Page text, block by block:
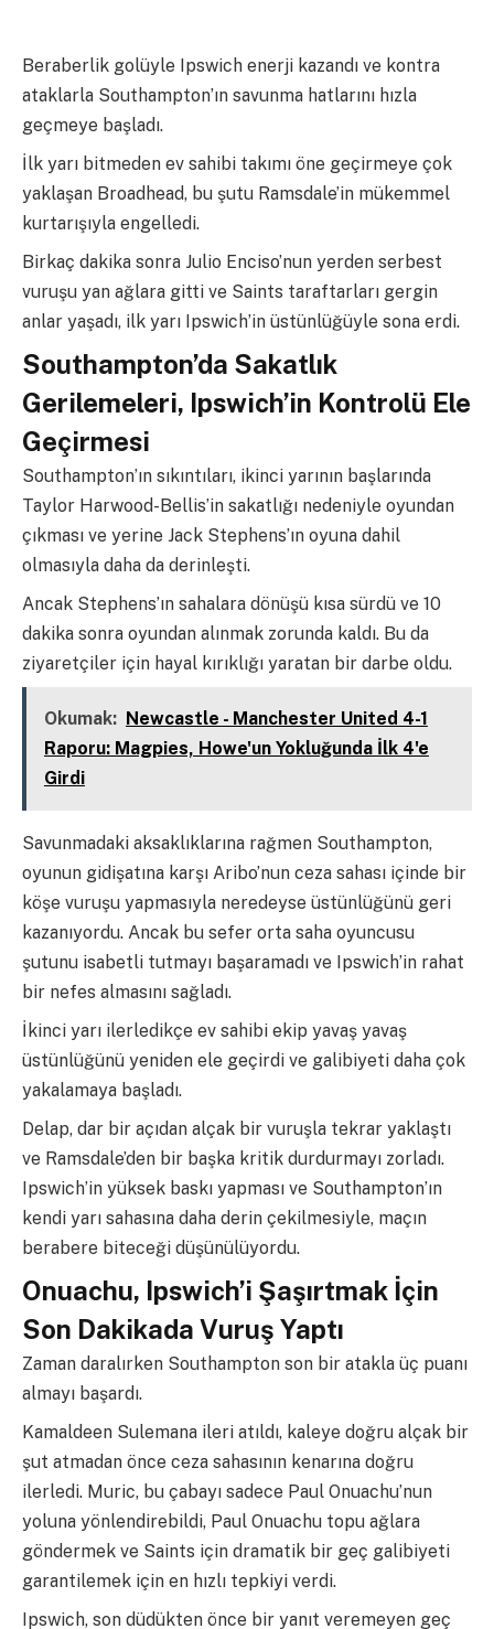
Beraberlik golüyle Ipswich enerji kazandı ve kontra
ataklarla Southampton’ın savunma hatlarını hızla
geçmeye başladı.
İlk yarı bitmeden ev sahibi takımı öne geçirmeye çok
yaklaşan Broadhead, bu şutu Ramsdale’in mükemmel
kurtarışıyla engelledi.
Birkaç dakika sonra Julio Enciso’nun yerden serbest
vuruşu yan ağlara gitti ve Saints taraftarları gergin
anlar yaşadı, ilk yarı Ipswich’in üstünlüğüyle sona erdi.
Southampton’da Sakatlık
Gerilemeleri, Ipswich’in Kontrolü Ele
Geçirmesi
Southampton’ın sıkıntıları, ikinci yarının başlarında
Taylor Harwood-Bellis’in sakatlığı nedeniyle oyundan
çıkması ve yerine Jack Stephens’ın oyuna dahil
olmasıyla daha da derinleşti.
Ancak Stephens’ın sahalara dönüşü kısa sürdü ve 10
dakika sonra oyundan alınmak zorunda kaldı. Bu da
ziyaretçiler için hayal kırıklığı yaratan bir darbe oldu.
Okumak: Newcastle - Manchester United 4-1
Raporu: Magpies, Howe'un Yokluğunda İlk 4'e
Girdi
Savunmadaki aksaklıklarına rağmen Southampton,
oyunun gidişatına karşı Aribo’nun ceza sahası içinde bir
köşe vuruşu yapmasıyla neredeyse üstünlüğünü geri
kazanıyordu. Ancak bu sefer orta saha oyuncusu
şutunu isabetli tutmayı başaramadı ve Ipswich’in rahat
bir nefes almasını sağladı.
İkinci yarı ilerledikçe ev sahibi ekip yavaş yavaş
üstünlüğünü yeniden ele geçirdi ve galibiyeti daha çok
yakalamaya başladı.
Delap, dar bir açıdan alçak bir vuruşla tekrar yaklaştı
ve Ramsdale’den bir başka kritik durdurmayı zorladı.
Ipswich’in yüksek baskı yapması ve Southampton’ın
kendi yarı sahasına daha derin çekilmesiyle, maçın
berabere biteceği düşünülüyordu.
Onuachu, Ipswich’i Şaşırtmak İçin
Son Dakikada Vuruş Yaptı
Zaman daralırken Southampton son bir atakla üç puanı
almayı başardı.
Kamaldeen Sulemana ileri atıldı, kaleye doğru alçak bir
şut atmadan önce ceza sahasının kenarına doğru
ilerledi. Muric, bu çabayı sadece Paul Onuachu’nun
yoluna yönlendirebildi, Paul Onuachu topu ağlara
göndermek ve Saints için dramatik bir geç galibiyeti
garantilemek için en hızlı tepkiyi verdi.
Ipswich, son düdükten önce bir yanıt veremeyen geç